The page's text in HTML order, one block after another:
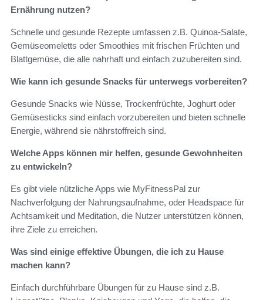
Ernährung nutzen?
Schnelle und gesunde Rezepte umfassen z.B. Quinoa-Salate,
Gemüseomeletts oder Smoothies mit frischen Früchten und
Blattgemüse, die alle nahrhaft und einfach zuzubereiten sind.
Wie kann ich gesunde Snacks für unterwegs vorbereiten?
Gesunde Snacks wie Nüsse, Trockenfrüchte, Joghurt oder
Gemüsesticks sind einfach vorzubereiten und bieten schnelle
Energie, während sie nährstoffreich sind.
Welche Apps können mir helfen, gesunde Gewohnheiten
zu entwickeln?
Es gibt viele nützliche Apps wie MyFitnessPal zur
Nachverfolgung der Nahrungsaufnahme, oder Headspace für
Achtsamkeit und Meditation, die Nutzer unterstützen können,
ihre Ziele zu erreichen.
Was sind einige effektive Übungen, die ich zu Hause
machen kann?
Einfach durchführbare Übungen für zu Hause sind z.B.